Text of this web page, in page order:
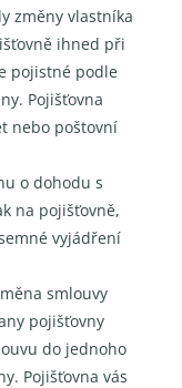
změny vlastníka
ihned při
pojistné podle
Pojišťovna
nebo poštovní
o dohodu s
na pojišťovně,
vyjádření
smlouvy
pojišťovny
do jednoho
Pojišťovna vás